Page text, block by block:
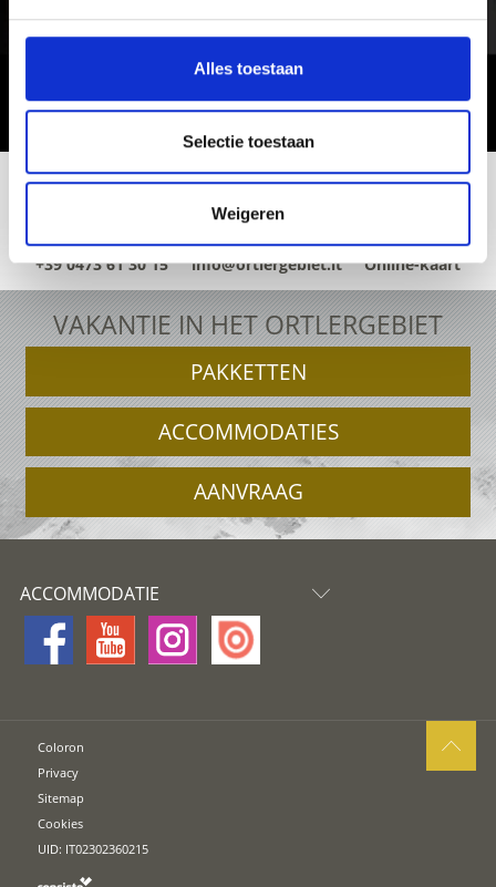
Alles toestaan
Selectie toestaan
Weigeren
+39 0473 61 30 15 info@ortlergebiet.it Online-kaart
VAKANTIE IN HET ORTLERGEBIET
PAKKETTEN
ACCOMMODATIES
AANVRAAG
ACCOMMODATIE
Coloron
Privacy
Sitemap
Cookies
UID: IT02302360215